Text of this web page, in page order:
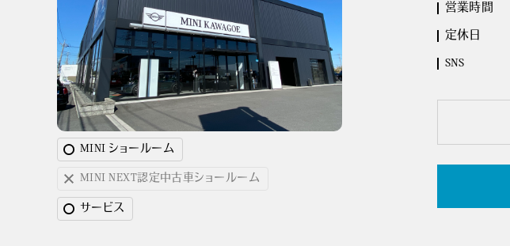
MINI ショールーム
MINI NEXT認定中古車ショールーム
サービス
営業時間
定休日
SNS